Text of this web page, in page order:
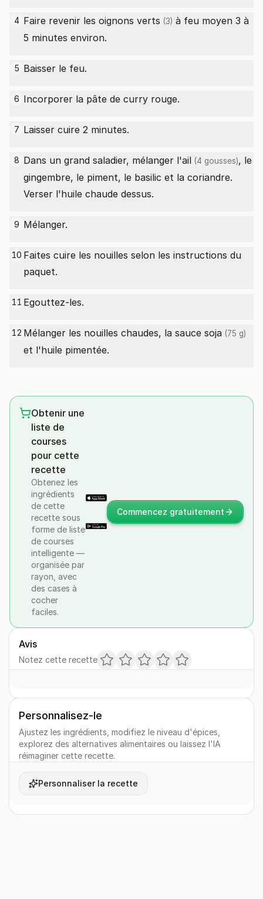
4 Faire revenir les oignons verts (3) à feu moyen 3 à
5 minutes environ.
5 Baisser le feu.
6 Incorporer la pâte de curry rouge.
7 Laisser cuire 2 minutes.
8 Dans un grand saladier, mélanger l'ail (4 gousses), le
gingembre, le piment, le basilic et la coriandre.
Verser l'huile chaude dessus.
9 Mélanger.
10 Faites cuire les nouilles selon les instructions du
paquet.
11 Egouttez-les.
12 Mélanger les nouilles chaudes, la sauce soja (75 g)
et l'huile pimentée.
Obtenir une
liste de
courses
pour cette
recette
Obtenez les
ingrédients
de cette
recette sous
forme de liste
de courses
intelligente —
organisée par
rayon, avec
des cases à
cocher
faciles.
Commencez gratuitement
Avis
Notez cette recette
Personnalisez-le
Ajustez les ingrédients, modifiez le niveau d'épices,
explorez des alternatives alimentaires ou laissez l'IA
réimaginer cette recette.
Personnaliser la recette